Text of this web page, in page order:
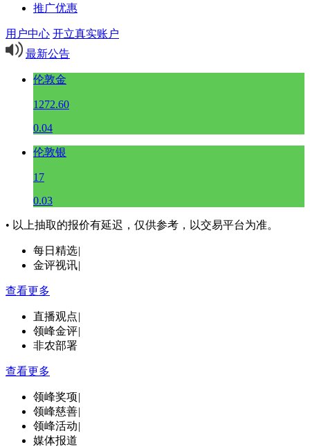
推广优惠
用户中心 开立真实账户
最新公告
伦敦金
1272.60
0.04
伦敦银
17
0.03
• 以上抽取的报价有延迟，仅供参考，以交易平台为准。
每日精选|
金评视讯|
查看更多
直播观点|
领峰金评|
非农部署
查看更多
领峰奖项|
领峰慈善|
领峰活动|
媒体报道